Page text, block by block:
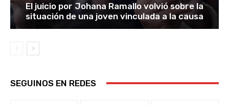
El juicio por Johana Ramallo volvió sobre la
situación de una joven vinculada a la causa
SEGUINOS EN REDES